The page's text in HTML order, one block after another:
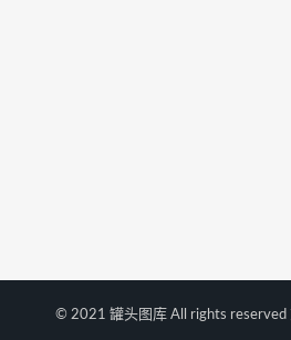
© 2021 罐头图库 All rights reserved